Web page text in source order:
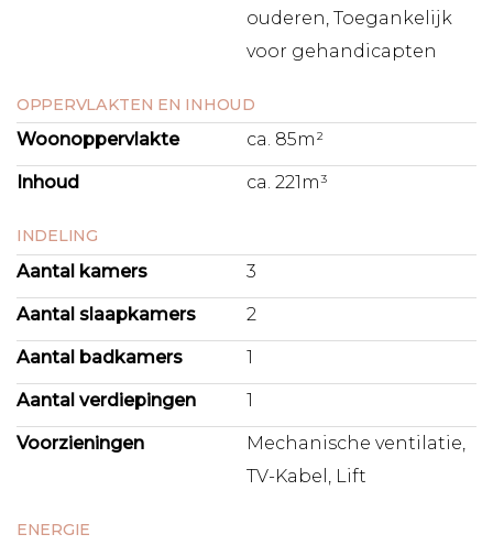
ouderen, Toegankelijk
voor gehandicapten
OPPERVLAKTEN EN INHOUD
Woonoppervlakte ca. 85m²
Inhoud ca. 221m³
INDELING
Aantal kamers 3
Aantal slaapkamers 2
Aantal badkamers 1
Aantal verdiepingen 1
Voorzieningen
Mechanische ventilatie,
TV-Kabel, Lift
ENERGIE